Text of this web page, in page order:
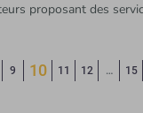
proposant des
9 10(Page
11 12 … 15